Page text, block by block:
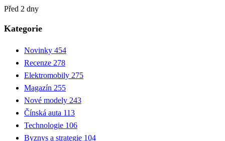
Před 2 dny
Kategorie
Novinky 454
Recenze 278
Elektromobily 275
Magazín 255
Nové modely 243
Čínská auta 113
Technologie 106
Byznys a strategie 104